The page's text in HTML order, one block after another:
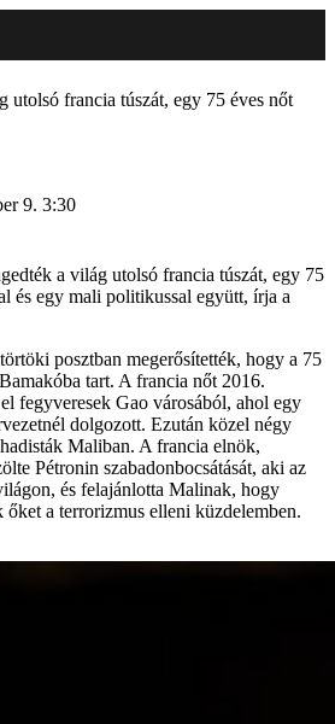
utolsó francia túszát, egy 75 éves nőt
9. 3:30
a világ utolsó francia túszát, egy 75
és egy mali politikussal együtt, írja a
posztban megerősítették, hogy a 75
tart. A francia nőt 2016.
fegyveresek Gao városából, ahol egy
dolgozott. Ezután közel négy
Maliban. A francia elnök,
Pétronin szabadonbocsátását, aki az
és felajánlotta Malinak, hogy
a terrorizmus elleni küzdelemben.